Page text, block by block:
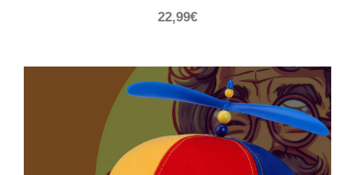
22,99€